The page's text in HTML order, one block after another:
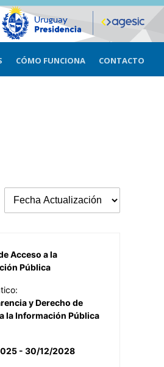
CÓMO FUNCIONA CONTACTO
Acceso a la
Pública
y Derecho de
la Información Pública
- 30/12/2028